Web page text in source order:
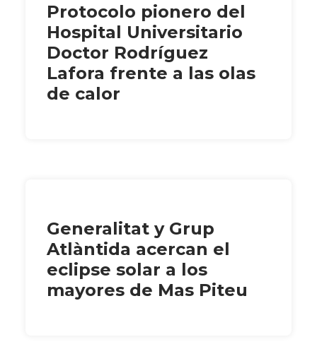
Protocolo pionero del
Hospital Universitario
Doctor Rodríguez
Lafora frente a las olas
de calor
Generalitat y Grup
Atlàntida acercan el
eclipse solar a los
mayores de Mas Piteu